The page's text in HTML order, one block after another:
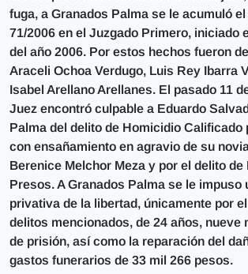
fuga, a Granados Palma se le acumuló
71/2006 en el Juzgado Primero, iniciado
del año 2006. Por estos hechos fueron
Araceli Ochoa Verdugo, Luis Rey Ibarra
Isabel Arellano Arellanes. El pasado 11
Juez encontró culpable a Eduardo
Palma del delito de Homicidio Calificado
con ensañamiento en agravio de su
Berenice Melchor Meza y por el delito de
Presos. A Granados Palma se le impuso
privativa de la libertad, únicamente por
delitos mencionados, de 24 años, nueve
de prisión, así como la reparación del
gastos funerarios de 33 mil 266 pesos.